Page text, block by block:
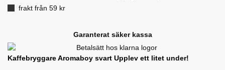
frakt från 59 kr
Garanterat säker kassa
Kaffebryggare Aromaboy svart Upplev ett litet under!